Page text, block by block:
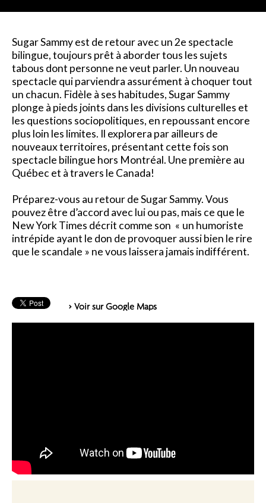
Sugar Sammy est de retour avec un 2e spectacle
bilingue, toujours prêt à aborder tous les sujets
tabous dont personne ne veut parler. Un nouveau
spectacle qui parviendra assurément à choquer tout
un chacun. Fidèle à ses habitudes, Sugar Sammy
plonge à pieds joints dans les divisions culturelles et
les questions sociopolitiques, en repoussant encore
plus loin les limites. Il explorera par ailleurs de
nouveaux territoires, présentant cette fois son
spectacle bilingue hors Montréal. Une première au
Québec et à travers le Canada!
Préparez-vous au retour de Sugar Sammy. Vous
pouvez être d’accord avec lui ou pas, mais ce que le
New York Times décrit comme son « un humoriste
intrépide ayant le don de provoquer aussi bien le rire
que le scandale » ne vous laissera jamais indifférent.
> Voir sur Google Maps